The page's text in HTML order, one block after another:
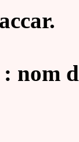
nom